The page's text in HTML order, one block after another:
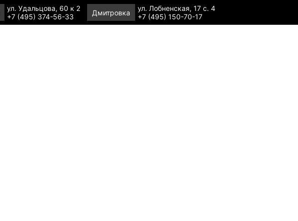
ул. Удальцова, 60 к 2
+7 (495) 374-56-33
Дмитровка
ул. Лобненская, 17 с. 4
+7 (495) 150-70-17